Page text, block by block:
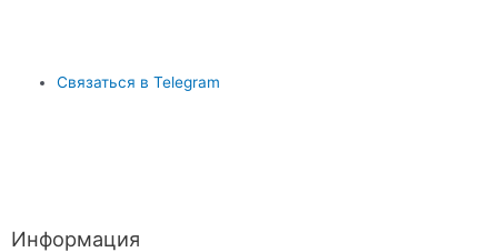
Связаться в Telegram
Информация